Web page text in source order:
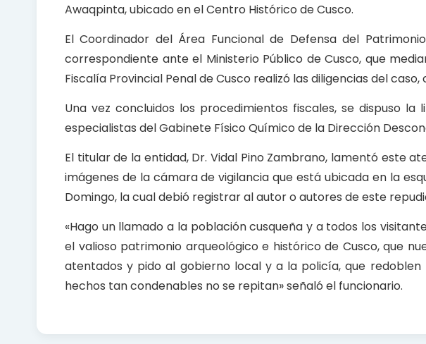
Awaqpinta, ubicado en el Centro Histórico de Cusco.
El Coordinador del Área Funcional de Defensa del
correspondiente ante el Ministerio Público de Cusco, que
Fiscalía Provincial Penal de Cusco realizó las diligencias del
Una vez concluidos los procedimientos fiscales, se dispuso
especialistas del Gabinete Físico Químico de la Dirección
El titular de la entidad, Dr. Vidal Pino Zambrano, lamentó este
imágenes de la cámara de vigilancia que está ubicada en la
Domingo, la cual debió registrar al autor o autores de este
«Hago un llamado a la población cusqueña y a todos los
el valioso patrimonio arqueológico e histórico de Cusco, que
atentados y pido al gobierno local y a la policía, que
hechos tan condenables no se repitan» señaló el funcionario.